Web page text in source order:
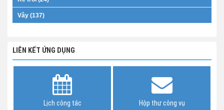
Vây (137)
LIÊN KẾT ỨNG DỤNG
Lịch công tác Hộp thư công vụ